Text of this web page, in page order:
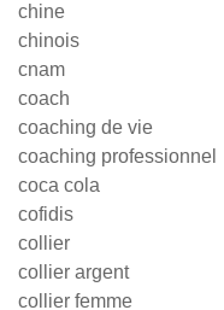
chine
chinois
cnam
coach
coaching de vie
coaching professionnel
coca cola
cofidis
collier
collier argent
collier femme